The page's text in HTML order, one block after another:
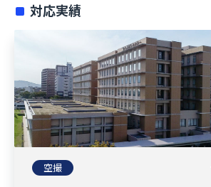
対応実績
空撮